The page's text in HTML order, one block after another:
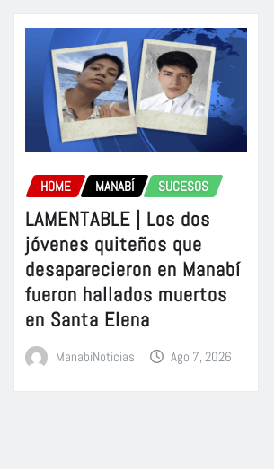
HOME MANABÍ SUCESOS
LAMENTABLE | Los dos
jóvenes quiteños que
desaparecieron en Manabí
fueron hallados muertos
en Santa Elena
ManabiNoticias Ago 7, 2026